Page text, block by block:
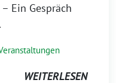
Ein Gespräch
WEITERLESEN